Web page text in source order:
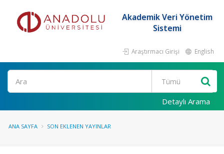
Akademik Veri Yönetim
Sistemi
Araştırmacı Girişi English
Ara
Detaylı Arama
ANA SAYFA SON EKLENEN YAYINLAR